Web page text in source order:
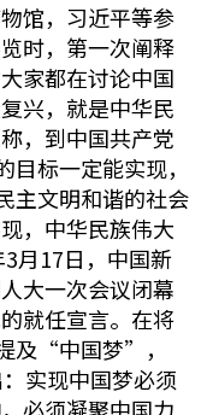
馆，习近平等参
时，第一次阐释
家都在讨论中国
兴，就是中华民
，到中国共产党
标一定能实现，
主文明和谐的社会
，中华民族伟大
月17日，中国新
大一次会议闭幕
就任宣言。在将
及“中国梦”，
实现中国梦必须